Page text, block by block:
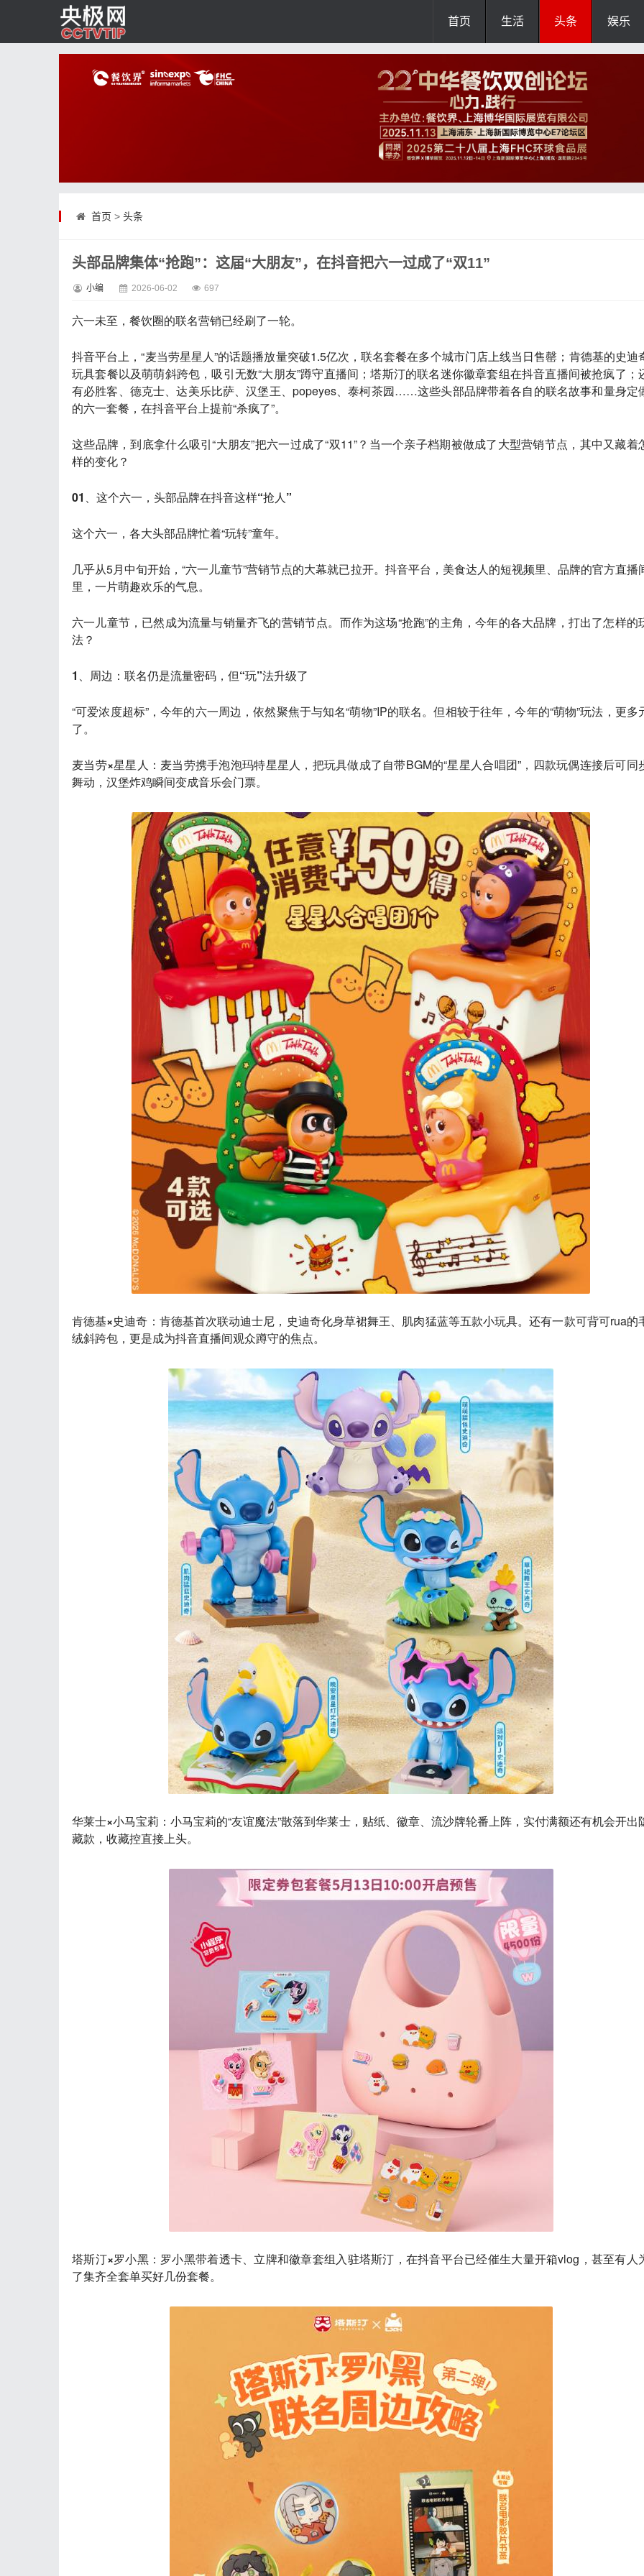
首页 生活 头条 娱乐
首页 > 头条
头部品牌集体“抢跑”：这届“大朋友”，在抖音把六一过成了“双11”
小编 2026-06-02 697
六一未至，餐饮圈的联名营销已经刷了一轮。
抖音平台上，“麦当劳星星人”的话题播放量突破1.5亿次，联名套餐在多个城市门店上线当日售罄；肯德基的史迪
玩具套餐以及萌萌斜跨包，吸引无数“大朋友”蹲守直播间；塔斯汀的联名迷你徽章套组在抖音直播间被抢疯了；
有必胜客、德克士、达美乐比萨、汉堡王、popeyes、泰柯茶园……这些头部品牌带着各自的联名故事和量身定
的六一套餐，在抖音平台上提前“杀疯了”。
这些品牌，到底拿什么吸引“大朋友”把六一过成了“双11”？当一个亲子档期被做成了大型营销节点，其中又藏着
样的变化？
01、这个六一，头部品牌在抖音这样“抢人”
这个六一，各大头部品牌忙着“玩转”童年。
几乎从5月中旬开始，“六一儿童节”营销节点的大幕就已拉开。抖音平台，美食达人的短视频里、品牌的官方直播
里，一片萌趣欢乐的气息。
六一儿童节，已然成为流量与销量齐飞的营销节点。而作为这场“抢跑”的主角，今年的各大品牌，打出了怎样的
法？
1、周边：联名仍是流量密码，但“玩”法升级了
“可爱浓度超标”，今年的六一周边，依然聚焦于与知名“萌物”IP的联名。但相较于往年，今年的“萌物”玩法，更多
了。
麦当劳×星星人 ：麦当劳携手泡泡玛特星星人，把玩具做成了自带BGM的“星星人合唱团”，四款玩偶连接后可同
舞动，汉堡炸鸡瞬间变成音乐会门票。
肯德基×史迪奇 ：肯德基首次联动迪士尼，史迪奇化身草裙舞王、肌肉猛蓝等五款小玩具。还有一款可背可rua的
绒斜跨包，更是成为抖音直播间观众蹲守的焦点。
华莱士×小马宝莉 ：小马宝莉的“友谊魔法”散落到华莱士，贴纸、徽章、流沙牌轮番上阵，实付满额还有机会开出
藏款，收藏控直接上头。
塔斯汀×罗小黑：罗小黑带着透卡、立牌和徽章套组入驻塔斯汀，在抖音平台已经催生大量开箱vlog，甚至有人
了集齐全套单买好几份套餐。